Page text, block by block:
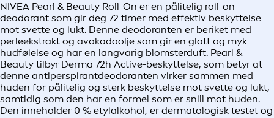
NIVEA Pearl & Beauty Roll-On er en pålitelig roll-on
deodorant som gir deg 72 timer med effektiv beskyttelse
mot svette og lukt. Denne deodoranten er beriket med
perleekstrakt og avokadoolje som gir en glatt og myk
hudfølelse og har en langvarig blomsterduft. Pearl &
Beauty tilbyr Derma 72h Active-beskyttelse, som betyr at
denne antiperspirantdeodoranten virker sammen med
huden for pålitelig og sterk beskyttelse mot svette og lukt,
samtidig som den har en formel som er snill mot huden.
Den inneholder 0 % etylalkohol, er dermatologisk testet og